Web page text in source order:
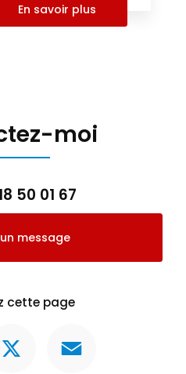
En savoir plus
moi
50 01 67
message
cette page